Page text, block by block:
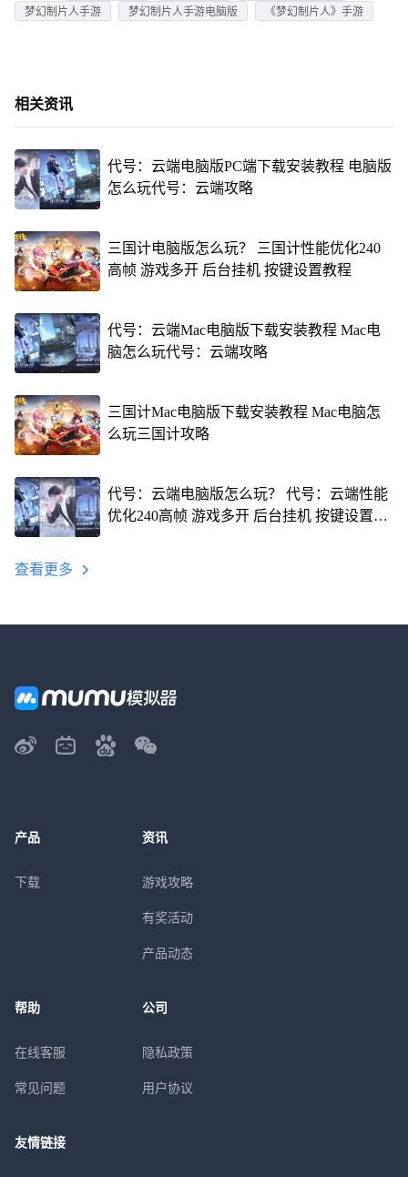
梦幻制片人手游
梦幻制片人手游电脑版 《梦幻制片人》手游
相关资讯
代号：云端电脑版PC端下载安装教程 电脑版
怎么玩代号：云端攻略
三国计电脑版怎么玩？ 三国计性能优化240
高帧 游戏多开 后台挂机 按键设置教程
代号：云端Mac电脑版下载安装教程 Mac电
脑怎么玩代号：云端攻略
三国计Mac电脑版下载安装教程 Mac电脑怎
么玩三国计攻略
代号：云端电脑版怎么玩？ 代号：云端性能
优化240高帧 游戏多开 后台挂机 按键设置教
查看更多
产品
下载
资讯
游戏攻略
有奖活动
产品动态
帮助
在线客服
常见问题
公司
隐私政策
用户协议
友情链接